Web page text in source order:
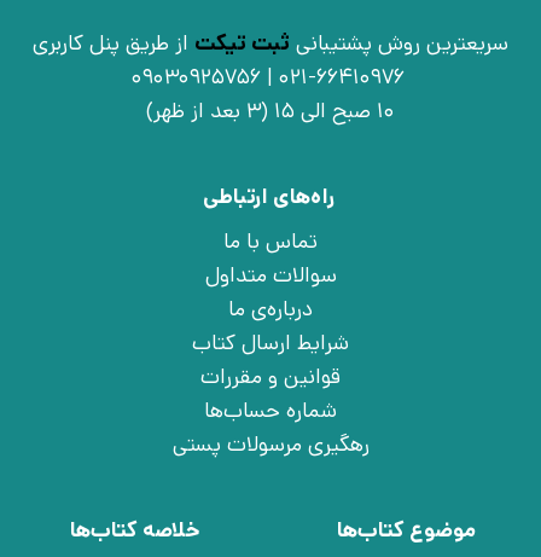
سریعترین روش پشتیبانی ثبت تیکت از طریق پنل کاربری
021-66410976 | 09030925756
10 صبح الی 15 (3 بعد از ظهر)
راه‌های ارتباطی
تماس با ما
سوالات متداول
درباره‌ی ما
شرایط ارسال کتاب
قوانین و مقررات
شماره حساب‌ها
رهگیری مرسولات پستی
موضوع کتاب‌ها
خلاصه کتاب‌ها